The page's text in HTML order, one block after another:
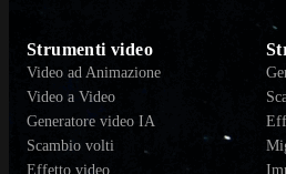
Strumenti video
Video ad Animazione
Video a Video
Generatore video IA
Scambio volti
Effetto video